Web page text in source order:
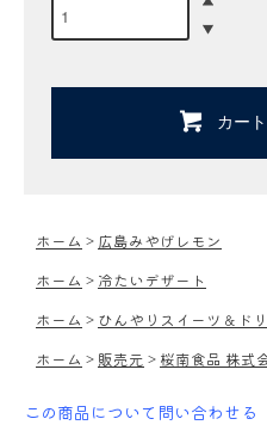
カー
ホーム > 広島みやげレモン
ホーム > 冷たいデザート
ホーム > ひんやりスイーツ＆
ホーム > 販売元 > 桜南食品 株式
この商品について問い合わせる